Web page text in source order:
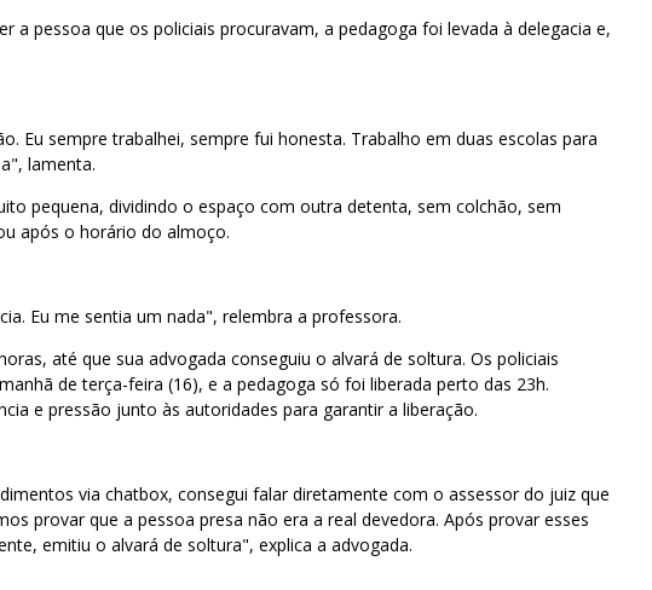
a pessoa que os policiais procuravam, a pedagoga foi levada à delegacia e,
Eu sempre trabalhei, sempre fui honesta. Trabalho em duas escolas para
lamenta.
pequena, dividindo o espaço com outra detenta, sem colchão, sem
após o horário do almoço.
Eu me sentia um nada", relembra a professora.
até que sua advogada conseguiu o alvará de soltura. Os policiais
de terça-feira (16), e a pedagoga só foi liberada perto das 23h.
e pressão junto às autoridades para garantir a liberação.
via chatbox, consegui falar diretamente com o assessor do juiz que
provar que a pessoa presa não era a real devedora. Após provar esses
emitiu o alvará de soltura", explica a advogada.